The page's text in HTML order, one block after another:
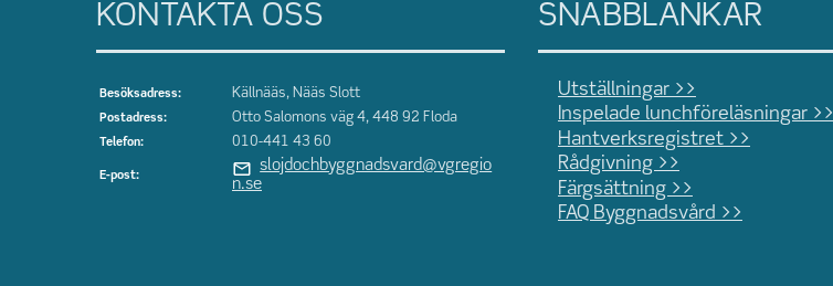
KONTAKTA OSS
Besöksadress: Källnääs, Nääs Slott
Postadress: Otto Salomons väg 4, 448 92 Floda
Telefon: 010-441 43 60
E-post:
slojdochbyggnadsvard@vgregio
n.se
SNABBLÄNKAR
Utställningar >>
Inspelade lunchföreläsningar >>
Hantverksregistret >>
Rådgivning >>
Färgsättning >>
FAQ Byggnadsvård >>